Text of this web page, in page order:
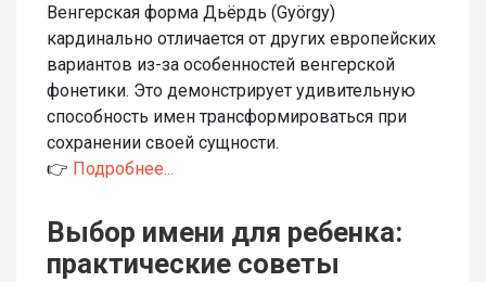
Венгерская форма Дьёрдь (György)
кардинально отличается от других европейских
вариантов из-за особенностей венгерской
фонетики. Это демонстрирует удивительную
способность имен трансформироваться при
сохранении своей сущности.
👉 Подробнее...
Выбор имени для ребенка:
практические советы